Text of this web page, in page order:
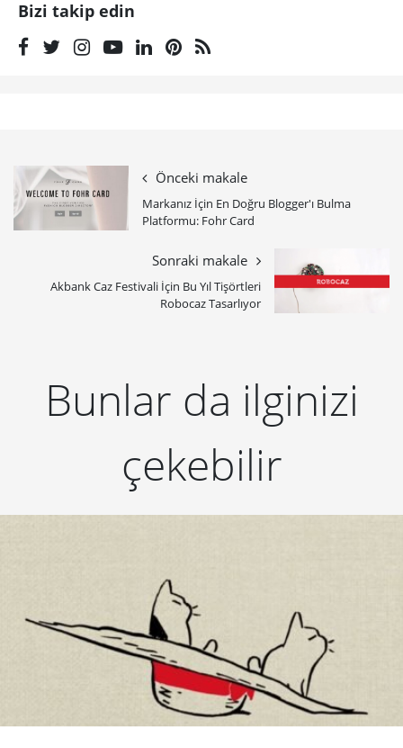
Bizi takip edin
Önceki makale
Markanız İçin En Doğru Blogger'ı Bulma
Platformu: Fohr Card
Sonraki makale
Akbank Caz Festivali İçin Bu Yıl Tişörtleri
Robocaz Tasarlıyor
Bunlar da ilginizi
çekebilir